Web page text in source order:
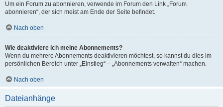
Um ein Forum zu abonnieren, verwende im Forum den Link „Forum
abonnieren“, der sich meist am Ende der Seite befindet.
Nach oben
Wie deaktiviere ich meine Abonnements?
Wenn du mehrere Abonnements deaktivieren möchtest, so kannst du dies im
persönlichen Bereich unter „Einstieg“ – „Abonnements verwalten“ machen.
Nach oben
Dateianhänge